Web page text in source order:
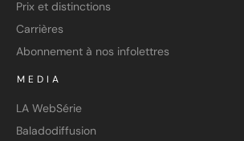
Prix et distinctions
Carrières
Abonnement à nos infolettres
MEDIA
LA WebSérie
Baladodiffusion